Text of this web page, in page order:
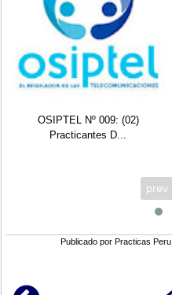
OEFA: Practicante de
Admistración y...
prev
Publicado porPracticas Peru